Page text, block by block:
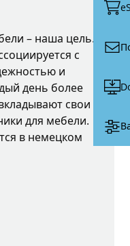
– наша цель.
с
и
день более
свои
для мебели.
в немецком